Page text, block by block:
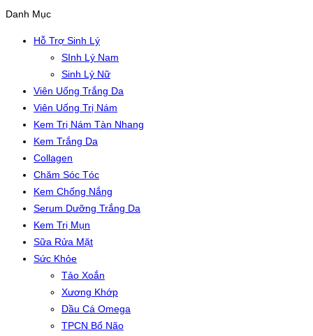
Danh Mục
Hỗ Trợ Sinh Lý
SInh Lý Nam
Sinh Lý Nữ
Viên Uống Trắng Da
Viên Uống Trị Nám
Kem Trị Nám Tàn Nhang
Kem Trắng Da
Collagen
Chăm Sóc Tóc
Kem Chống Nắng
Serum Dưỡng Trắng Da
Kem Trị Mụn
Sữa Rửa Mặt
Sức Khỏe
Tảo Xoắn
Xương Khớp
Dầu Cá Omega
TPCN Bổ Não